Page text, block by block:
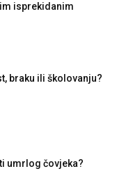
isprekidanim
braku ili školovanju?
umrlog čovjeka?